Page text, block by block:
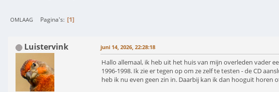
OMLAAG Pagina's 1
Luistervink juni 14, 2026, 22:28:18
Hallo allemaal, ik heb uit het huis van mijn overleden vader
1996-1998. Ik zie er tegen op om ze zelf te testen - de CD
heb ik nu even geen zin in. Daarbij kan ik dan hooguit